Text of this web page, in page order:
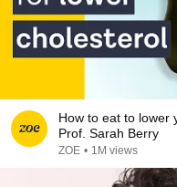
How to eat to lower
Prof. Sarah Berry
ZOE • 1M views